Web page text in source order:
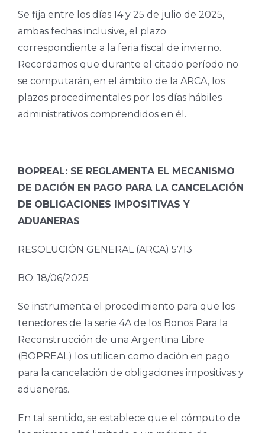
Se fija entre los días 14 y 25 de julio de 2025,
ambas fechas inclusive, el plazo
correspondiente a la feria fiscal de invierno.
Recordamos que durante el citado período no
se computarán, en el ámbito de la ARCA, los
plazos procedimentales por los días hábiles
administrativos comprendidos en él.
BOPREAL: SE REGLAMENTA EL MECANISMO
DE DACIÓN EN PAGO PARA LA CANCELACIÓN
DE OBLIGACIONES IMPOSITIVAS Y
ADUANERAS
RESOLUCIÓN GENERAL (ARCA) 5713
BO: 18/06/2025
Se instrumenta el procedimiento para que los
tenedores de la serie 4A de los Bonos Para la
Reconstrucción de una Argentina Libre
(BOPREAL) los utilicen como dación en pago
para la cancelación de obligaciones impositivas y
aduaneras.
En tal sentido, se establece que el cómputo de